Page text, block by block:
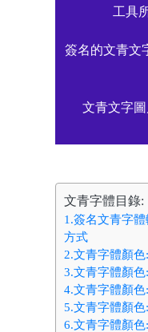
工具
簽名的文青文
文青文字
文青字體目
1.簽名文青字
方式
2.文青字體顏
3.文青字體顏
4.文青字體顏
5.文青字體顏
6.文青字體顏